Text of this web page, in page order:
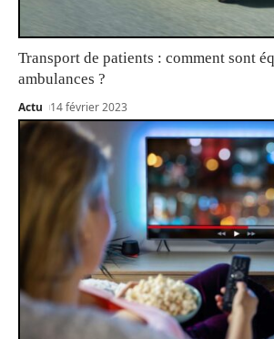
Transport de patients : comment sont
ambulances ?
Actu 14 février 2023